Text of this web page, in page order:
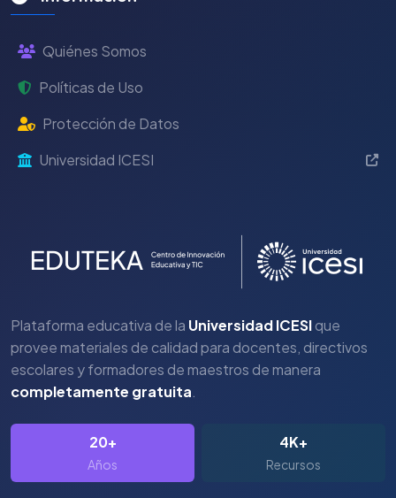
Quiénes Somos
Políticas de Uso
Protección de Datos
Universidad ICESI
Plataforma educativa de la Universidad ICESIque
provee materiales de calidad para docentes, directivos
escolares y formadores de maestros de manera
completamente gratuita.
20+
Años
4K+
Recursos